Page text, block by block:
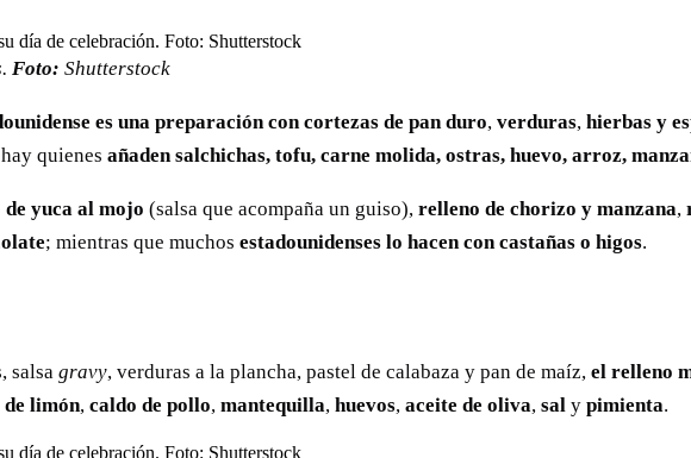
Foto: Shutterstock
es una preparación con cortezas de pan duro, verduras, hierbas y
quienes añaden salchichas, tofu, carne molida, ostras, huevo, arroz,
yuca al mojo (salsa que acompaña un guiso), relleno de chorizo y manzana,
; mientras que muchos estadounidenses lo hacen con castañas o higos.
salsa gravy, verduras a la plancha, pastel de calabaza y pan de maíz, el relleno
limón, caldo de pollo, mantequilla, huevos, aceite de oliva, sal y pimienta.